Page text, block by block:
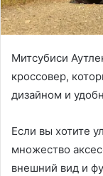
Митсубиси
кроссовер,
дизайном и
Если вы хотите
множество
внешний вид и